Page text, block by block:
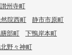
讃州寺町
院西町
静市市原町
部町
下鴨岸本町
野々神町